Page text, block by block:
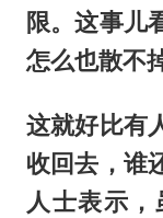
限。这事儿
怎么也散不
这就好比有
收回去，谁
人士表示